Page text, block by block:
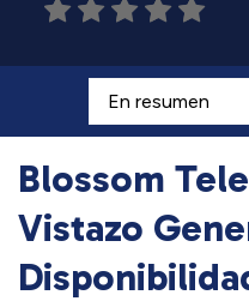
Blossom
Vistazo